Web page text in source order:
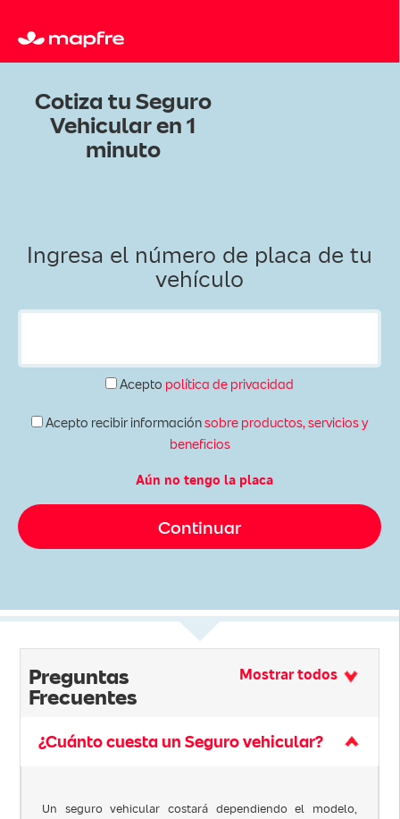
Cotiza tu Seguro
Vehicular en 1
minuto
Ingresa el número de placa de tu
vehículo
Acepto política de privacidad
Acepto recibir informaciónsobre productos, servicios y
beneficios
Aún no tengo la placa
Preguntas
Frecuentes
Mostrar todos
¿Cuánto cuesta un Seguro vehicular?
Un seguro vehicular costará dependiendo el modelo,